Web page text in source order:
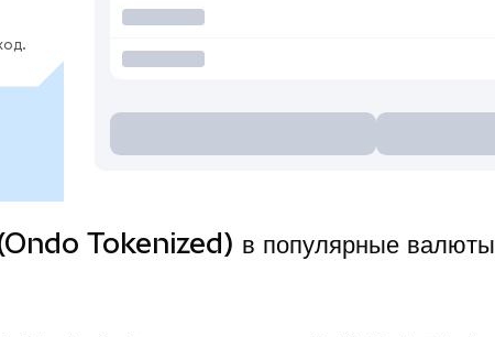
(Ondo Tokenized) в популярные валюты